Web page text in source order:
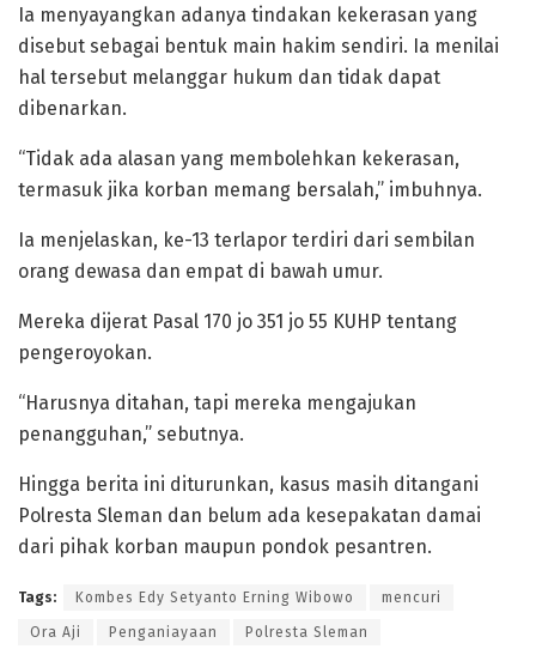
Ia menyayangkan adanya tindakan kekerasan yang
disebut sebagai bentuk main hakim sendiri. Ia menilai
hal tersebut melanggar hukum dan tidak dapat
dibenarkan.
“Tidak ada alasan yang membolehkan kekerasan,
termasuk jika korban memang bersalah,” imbuhnya.
Ia menjelaskan, ke-13 terlapor terdiri dari sembilan
orang dewasa dan empat di bawah umur.
Mereka dijerat Pasal 170 jo 351 jo 55 KUHP tentang
pengeroyokan.
“Harusnya ditahan, tapi mereka mengajukan
penangguhan,” sebutnya.
Hingga berita ini diturunkan, kasus masih ditangani
Polresta Sleman dan belum ada kesepakatan damai
dari pihak korban maupun pondok pesantren.
Tags: Kombes Edy Setyanto Erning Wibowo mencuri
Ora Aji Penganiayaan Polresta Sleman